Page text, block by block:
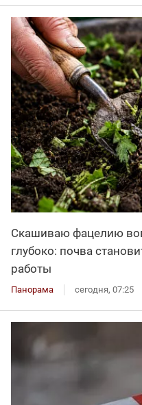
Скашиваю фацелию
глубоко: почва
работы
Панорама сегодня, 07:25